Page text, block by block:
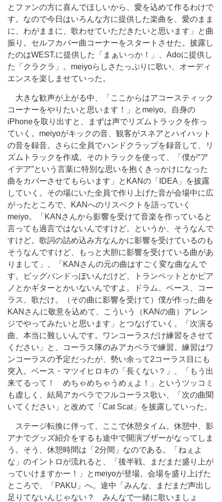
とファンの方に喜んでほしいから、愛を込めて作るわけで
す。なので今日はいろんな方に提供した楽曲を、愛のまま
に、わがままに、歌わせていただきたいと思います」と曲
振り。セルフカバー曲コーナーをスタートさせた。披露し
たのはWEST.に提供した「まぁいっか！」、Adoに提供し
た「クラクラ」。meiyoらしさたっぷりに歌い、オーディ
エンスを楽しませていった。
大きな歓声が上がる中、「ここからはアコースティック
コーナーをやりたいと思います！」とmeiyo。自身の
iPhoneを取り出すと、まずは声でリズムトラックを作っ
ていく。meiyoがキックの音、観客がスネアとハイハット
の音を録音。さらに全員でハンドクラップを録音して、リ
ズムトラックを作成。そのトラックを使って、「僕が“ア
イデア”という言葉に特別な思いを抱くきっかけになった
曲をカバーさせてもらいます」とKANの「IDEA」を披露
していく。その場にいた全員で作り上げた音が会場中に広
がったところで、KANへのリスペクトを語っていく
meiyo。「KANさんから影響を受けて音楽を作っていると
言っても過言ではないんですけど。というか、そうなんで
すけど。歌詞の詰め込み方なんかに影響を受けているのも
そうなんですけど、もっと大胆に影響を受けている曲があ
りまして」、「KANさんの元の曲はすごく変な曲なんで
す。ビッグバンドっぽいんだけど、トランペットとかピア
ノとかギターとかいないんですよ。ドラム、ベース、コー
ラス、歌だけ。（その曲に影響を受けて）僕が作った曲を
KANさんに敬意を込めて、こういう（KANの曲）アレン
ジでやってみたいと思います」とつなげていく。「次演る
曲、本当に難しいんです。ワンコーラスだけ練習をさせて
ください」と、コーラス隊のみアカペラで練習。練習はワ
ンコーラスの予定だったが、勢い余って2コーラス目にも
突入。ベース・マツイヒロキの「長くない？」、「もう出
来てるって！ めちゃめちゃうめぇよ！」というツッコミ
も虚しく、結局アカペラでフルコーラス歌い、「次の曲聞
いてください」と改めて「Cat Scat」を披露していった。
ステージ転換に伴って、ここで休憩タイム。休憩中、影
アナでグッズ紹介をするも途中で開演ブザーがなってしま
う。そう、休憩時間は「2分間」なのである。「ねぇよ
な」のイントロが流れると、「後半戦、まだまだ盛り上が
っていけますかー！」とmeiyoが登場。会場を盛り上げた
ところで、「PAKU」へ。途中「みんな、まだまだ声出し
足りてないんじゃない？ みんなで一緒に歌いましょ